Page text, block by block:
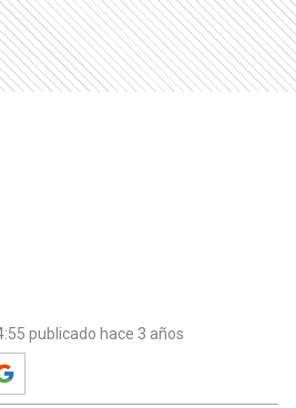
publicado hace 3 años